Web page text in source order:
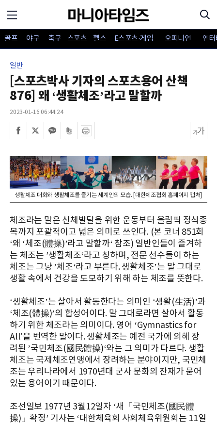
골프 야구 축구 스포츠 헬스 E스포츠·게임 오피니언 엔
일반
[스포츠박사 기자의 스포츠용어 산책
876] 왜 ‘생활체조’라고 말할까
2023-01-16 06:44:24
생활체조 대회와 생활체조를 즐기는 세계인의 모습. [대한체조협회 홈페이지 캡처]
체조라는 말은 신체발달을 위한 운동부터 올림픽 정식종
목까지 포괄적이고 넓은 의미로 쓰인다. (본 코너 851회
‘왜 ‘체조(體操)’라고 말할까‘ 참조) 일반인들이 즐겨하
는 체조는 ’생활체조‘라고 칭하며, 전문 선수들이 하는
체조는 그냥 ’체조‘라고 부른다. 생활체조’는 말 그대로
생활 속에서 건강을 도모하기 위해 하는 체조를 뜻한다.
‘생활체조’는 살아서 활동한다는 의미인 ‘생활(生活)’과
‘체조(體操)’의 합성어이다. 말 그대로라면 살아서 활동
하기 위한 체조라는 의미이다. 영어 ‘Gymnastics for
All'을 번역한 말이다. 생활체조는 예전 국가에 의해 장
려된 ’국민체조(國民體操)‘와는 그 의미가 다르다. 생활
체조는 국제체조연맹에서 장려하는 분야이지만, 국민체
조는 우리나라에서 1970년대 군사 문화의 잔재가 묻어
있는 용어이기 때문이다.
조선일보 1977년 3월12일자 ‘새「국민체조(國民體
操)」확정’ 기사는 ‘대한체육회 사회체육위원회는 11일